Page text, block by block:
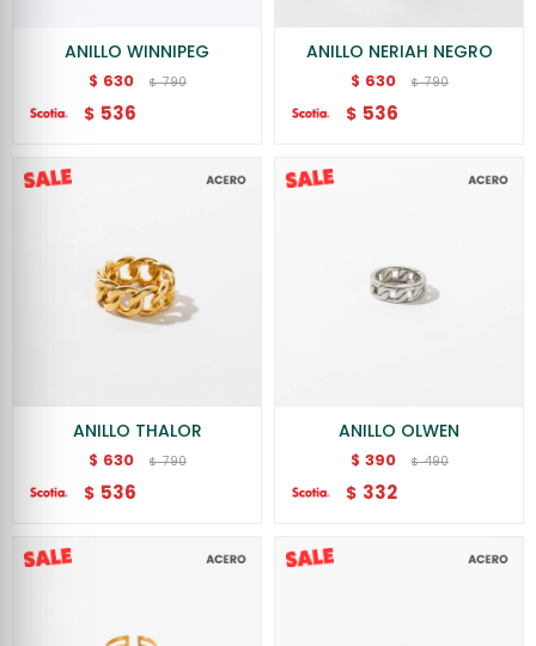
ANILLO WINNIPEG
$ 630 $ 790
$ 536
ANILLO NERIAH NEGRO
$ 630 $ 790
$ 536
ANILLO THALOR
$ 630 $ 790
$ 536
ANILLO OLWEN
$ 390 $ 490
$ 332